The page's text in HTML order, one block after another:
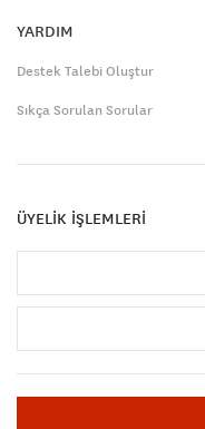
YARDIM
Destek Talebi Oluştur
Sıkça Sorulan Sorular
ÜYELİK İŞLEMLERİ